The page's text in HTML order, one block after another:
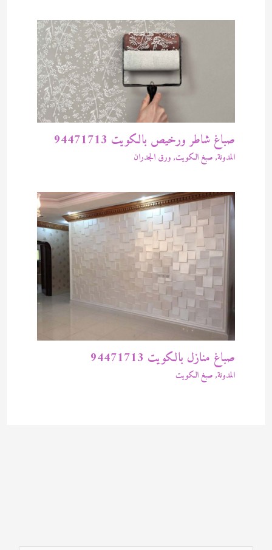
صباغ شاطر ورخيص بالكويت 94471713
المدونة, صبغ الكويت, ورق الجدران
صباغ منازل بالكويت 94471713
المدونة, صبغ الكويت